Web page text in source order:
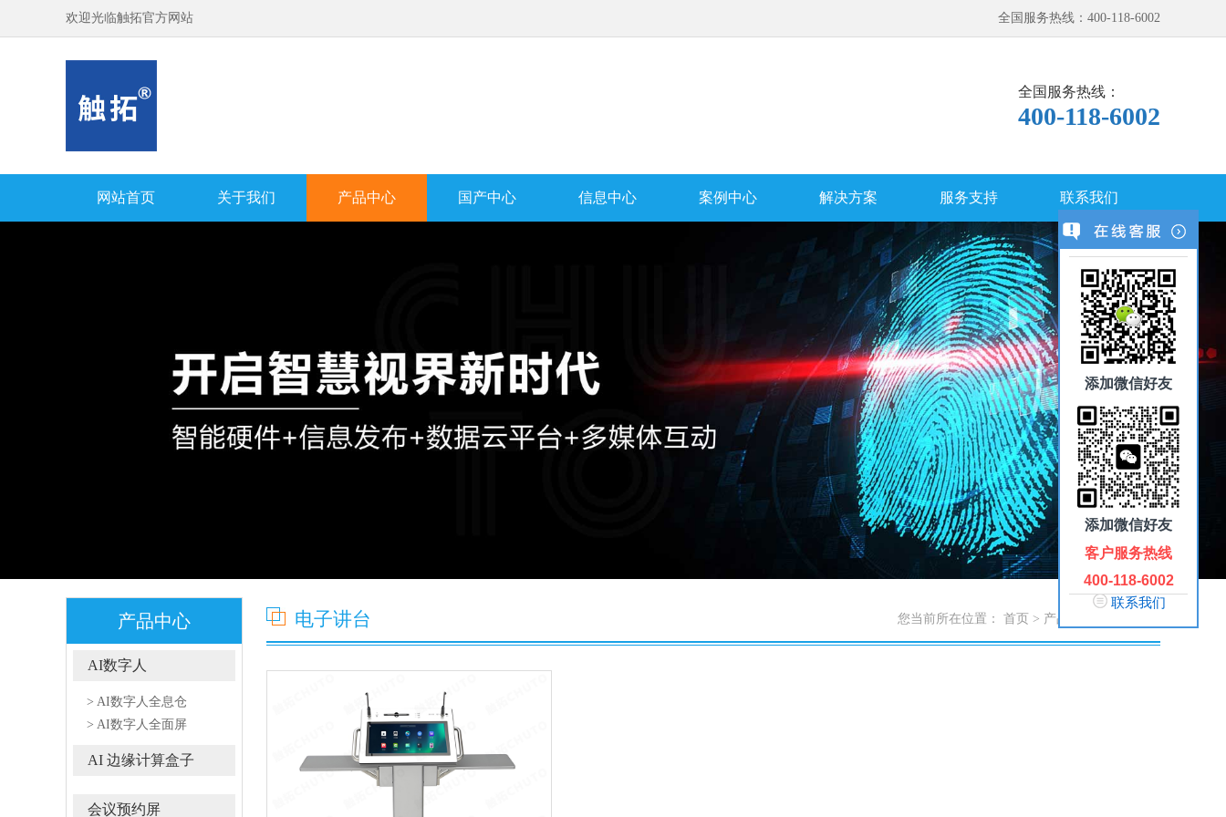
欢迎光临触拓官方网站 全国服务热线：400-118-6002
全国服务热线：
400-118-6002
网站首页 关于我们 产品中心 国产中心 信息中心 案例中心 解决方案 服务支持 联系我们
产品中心
AI数字人
> AI数字人全息仓
> AI数字人全面屏
AI 边缘计算盒子
会议预约屏
电子讲台 您当前所在位置： 首页 > 产品中心
添加微信好友
添加微信好友
客户服务热线
400-118-6002
联系我们